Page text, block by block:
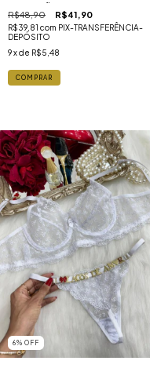
CORAÇÃO VERMELHO
R$48,90 R$41,90
R$39,81 com PIX-TRANSFERÊNCIA-
DEPÓSITO
9x de R$5,48
COMPRAR
6% OFF